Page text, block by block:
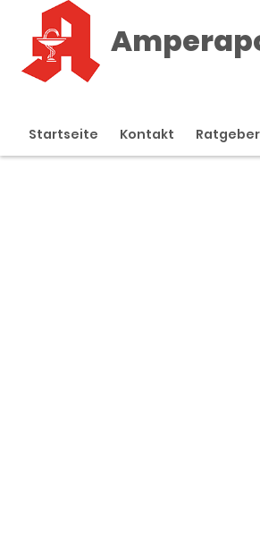
Startseite Kontakt Ratgeber